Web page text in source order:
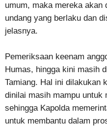
umum, maka mereka akan
undang yang berlaku dan
jelasnya.
Pemeriksaan keenam
Humas, hingga kini masih
Tamiang. Hal ini dilakukan
dinilai masih mampu untuk
sehingga Kapolda
untuk membantu dalam